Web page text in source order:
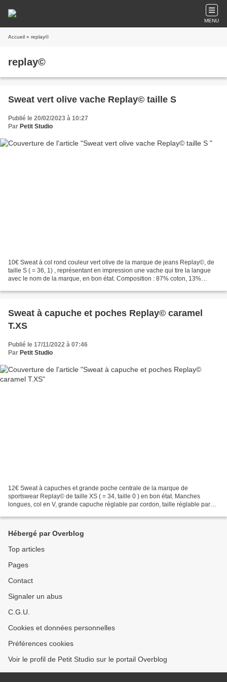
MENU
Accueil » replay©
replay©
Sweat vert olive vache Replay© taille S
Publié le 20/02/2023 à 10:27
Par Petit Studio
10€ Sweat à col rond couleur vert olive de la marque de jeans Replay©, de
taille S ( = 36, 1) , représentant en impression une vache qui tire la langue
avec le nom de la marque, en bon état. Composition : 87% coton, 13%
Sweat à capuche et poches Replay© caramel
T.XS
Publié le 17/11/2022 à 07:46
Par Petit Studio
12€ Sweat à capuches et grande poche centrale de la marque de
sportswear Replay© de taille XS ( = 34, taille 0 ) en bon état. Manches
longues, col en V, grande capuche réglable par cordon, taille réglable par
Hébergé par Overblog
Top articles
Pages
Contact
Signaler un abus
C.G.U.
Cookies et données personnelles
Préférences cookies
Voir le profil de Petit Studio sur le portail Overblog